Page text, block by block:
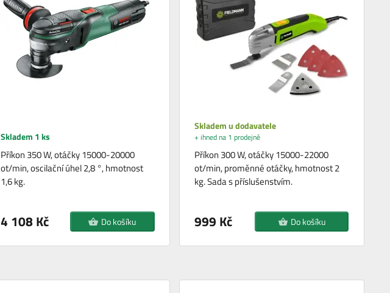
Skladem 1 ks
Příkon 350 W, otáčky 15000-20000
ot/min, oscilační úhel 2,8 °, hmotnost
1,6 kg.
4 108 Kč Do košíku
Skladem u dodavatele
+ ihned na 1 prodejně
Příkon 300 W, otáčky 15000-22000
ot/min, proměnné otáčky, hmotnost 2
kg. Sada s příslušenstvím.
999 Kč Do košíku